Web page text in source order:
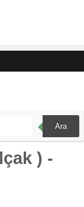
Ara
) -